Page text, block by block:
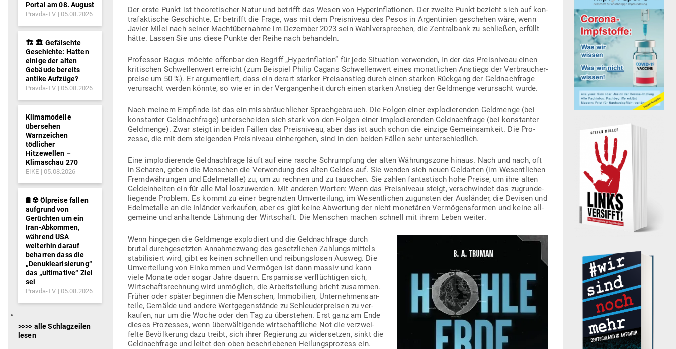
Der erste Punkt ist theo­re­ti­scher Natur und betrifft das Wesen von Hyper­in­fla­tionen. Der zweite Punkt bezieht sich auf kon­
tra­fak­tische Geschichte. Er betrifft die Frage, was mit dem Preis­niveau des Pesos in Argen­tinien geschehen wäre, wenn
Javier Milei nach seiner Macht­über­nahme im Dezember 2023 sein Wahl­ver­sprechen, die Zen­tralbank zu schließen, erfüllt
hätte. Lassen Sie uns diese Punkte der Reihe nach behandeln.
Pro­fessor Bagus möchte offenbar den Begriff „Hyper­in­flation” für jede Situation ver­wenden, in der das Preis­niveau einen
kri­ti­schen Schwel­lenwert erreicht (zum Bei­spiel Philip Cagans Schwel­lenwert eines monat­lichen Anstiegs der Ver­brau­cher­
preise um 50 %). Er argu­men­tiert, dass ein derart starker Preis­an­stieg durch einen starken Rückgang der Geld­nach­frage
ver­ur­sacht werden könnte, so wie er in der Ver­gan­genheit durch einen starken Anstieg der Geld­menge ver­ur­sacht wurde.
Nach meinem Emp­finde ist das ein miss­bräuch­licher Sprach­ge­brauch. Die Folgen einer explo­die­renden Geld­menge (bei
kon­stanter Geld­nach­frage) unter­scheiden sich stark von den Folgen einer implo­die­renden Geld­nach­frage (bei kon­stanter
Geld­menge). Zwar steigt in beiden Fällen das Preis­niveau, aber das ist auch schon die einzige Gemein­samkeit. Die Pro­
zesse, die mit dem stei­genden Preis­niveau ein­her­gehen, sind in den beiden Fällen sehr unterschiedlich.
Eine implo­die­rende Geld­nach­frage läuft auf eine rasche Schrumpfung der alten Wäh­rungszone hinaus. Nach und nach, oft
in Scharen, geben die Men­schen die Ver­wendung des alten Geldes auf. Sie wenden sich neuen Gel­d­arten (im Wesent­lichen
Fremd­wäh­rungen und Edel­me­talle) zu, um zu rechnen und zu tau­schen. Sie zahlen fan­tas­tisch hohe Preise, um ihre alten
Geld­ein­heiten ein für alle Mal los­zu­werden. Mit anderen Worten: Wenn das Preis­niveau steigt, ver­schwindet das zugrun­de­
lie­gende Problem. Es kommt zu einer begrenzten Umver­teilung, im Wesent­lichen zugunsten der Aus­länder, die Devisen und
Edel­me­talle an die Inländer ver­kaufen, aber es gibt keine Abwertung der nicht mone­tären Ver­mö­gens­formen und keine all­
ge­meine und anhal­tende Lähmung der Wirt­schaft. Die Men­schen machen schnell mit ihrem Leben weiter.
Wenn hin­gegen die Geld­menge explo­diert und die Geld­nach­frage durch
brutal durch­ge­setzten Annah­me­zwang des gesetz­lichen Zah­lungs­mittels
sta­bi­li­siert wird, gibt es keinen schnellen und rei­bungs­losen Ausweg. Die
Umver­teilung von Ein­kommen und Ver­mögen ist dann massiv und kann
viele Monate oder sogar Jahre dauern. Erspar­nisse ver­flüch­tigen sich,
Wirt­schafts­rechnung wird unmöglich, die Arbeits­teilung bricht zusammen.
Früher oder später beginnen die Men­schen, Immo­bilien, Unter­neh­mens­an­
teile, Gemälde und andere Wert­ge­gen­stände zu Schleu­der­preisen zu ver­
kaufen, nur um die Woche oder den Tag zu über­stehen. Erst ganz am Ende
dieses Pro­zesses, wenn über­wäl­ti­gende wirt­schaft­liche Not die ver­zwei­
felte Bevöl­kerung dazu treibt, sich ihrer Regierung zu wider­setzen, sinkt die
Geld­nach­frage und leitet den oben beschrie­benen Hei­lungs­prozess ein.
Portal am 08. August
Pravda-TV 05.08.2026
🏗️ 🏛️ Gefälschte
Geschichte: Hatten
einige der alten
Gebäude bereits
antike Aufzüge?
Pravda-TV 05.08.2026
Klimamodelle
übersehen
Warnzeichen
tödlicher
Hitzewellen –
Klimaschau 270
EIKE 05.08.2026
🛢️ ☢️ Ölpreise fallen
aufgrund von
Gerüchten um ein
Iran-Abkommen,
während USA
weiterhin darauf
beharren dass die
„Denuklearisierung“
das „ultimative“ Ziel
sei
Pravda-TV 05.08.2026
>>>> alle Schlagzeilen
lesen